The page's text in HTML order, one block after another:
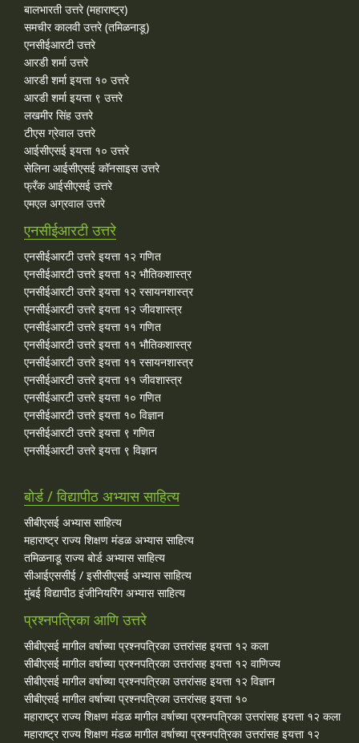
बालभारती उत्तरे (महाराष्ट्र)
समचीर कालवी उत्तरे (तमिळनाडू)
एनसीईआरटी उत्तरे
आरडी शर्मा उत्तरे
आरडी शर्मा इयत्ता १० उत्तरे
आरडी शर्मा इयत्ता ९ उत्तरे
लखमीर सिंह उत्तरे
टीएस ग्रेवाल उत्तरे
आईसीएसई इयत्ता १० उत्तरे
सेलिना आईसीएसई कॉनसाइस उत्तरे
फ्रँक आईसीएसई उत्तरे
एमएल अग्रवाल उत्तरे
एनसीईआरटी उत्तरे
एनसीईआरटी उत्तरे इयत्ता १२ गणित
एनसीईआरटी उत्तरे इयत्ता १२ भौतिकशास्त्र
एनसीईआरटी उत्तरे इयत्ता १२ रसायनशास्त्र
एनसीईआरटी उत्तरे इयत्ता १२ जीवशास्त्र
एनसीईआरटी उत्तरे इयत्ता ११ गणित
एनसीईआरटी उत्तरे इयत्ता ११ भौतिकशास्त्र
एनसीईआरटी उत्तरे इयत्ता ११ रसायनशास्त्र
एनसीईआरटी उत्तरे इयत्ता ११ जीवशास्त्र
एनसीईआरटी उत्तरे इयत्ता १० गणित
एनसीईआरटी उत्तरे इयत्ता १० विज्ञान
एनसीईआरटी उत्तरे इयत्ता ९ गणित
एनसीईआरटी उत्तरे इयत्ता ९ विज्ञान
बोर्ड / विद्यापीठ अभ्यास साहित्य
सीबीएसई अभ्यास साहित्य
महाराष्ट्र राज्य शिक्षण मंडळ अभ्यास साहित्य
तमिळनाडू राज्य बोर्ड अभ्यास साहित्य
सीआईएससीई / इसीसीएसई अभ्यास साहित्य
मुंबई विद्यापीठ इंजीनियरिंग अभ्यास साहित्य
प्रश्नपत्रिका आणि उत्तरे
सीबीएसई मागील वर्षाच्या प्रश्‍नपत्रिका उत्तरांसह इयत्ता १२ कला
सीबीएसई मागील वर्षाच्या प्रश्‍नपत्रिका उत्तरांसह इयत्ता १२ वाणिज्य
सीबीएसई मागील वर्षाच्या प्रश्‍नपत्रिका उत्तरांसह इयत्ता १२ विज्ञान
सीबीएसई मागील वर्षाच्या प्रश्‍नपत्रिका उत्तरांसह इयत्ता १०
महाराष्ट्र राज्य शिक्षण मंडळ मागील वर्षाच्या प्रश्‍नपत्रिका उत्तरांसह इयत्ता १२ कला
महाराष्ट्र राज्य शिक्षण मंडळ मागील वर्षाच्या प्रश्‍नपत्रिका उत्तरांसह इयत्ता १२